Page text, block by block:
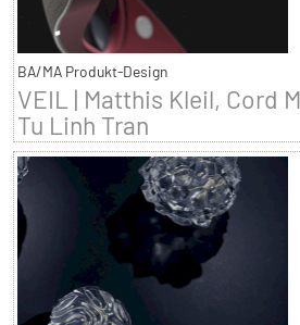
BA/MA Produkt-Design
VEIL | Matthis Kleil, Cord
Tu Linh Tran